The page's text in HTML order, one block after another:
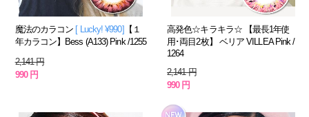
魔法のカラコン [ Lucky! ¥990] 【１
年カラコン】Bess (A133) Pink /1255
2,141 円
990 円
高発色☆キラキラ☆ 【最長1年使
用･両目2枚】 ベリア VILLEA Pink /
1264
2,141 円
990 円